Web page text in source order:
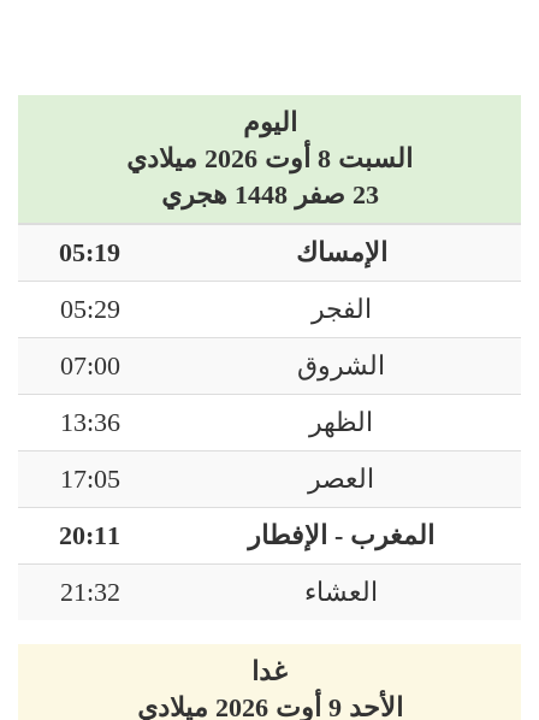
اليوم
السبت 8 أوت 2026 ميلادي
23 صفر 1448 هجري
الإمساك
05:19
الفجر
05:29
الشروق
07:00
الظهر
13:36
العصر
17:05
المغرب - الإفطار
20:11
العشاء
21:32
غدا
الأحد 9 أوت 2026 ميلادي